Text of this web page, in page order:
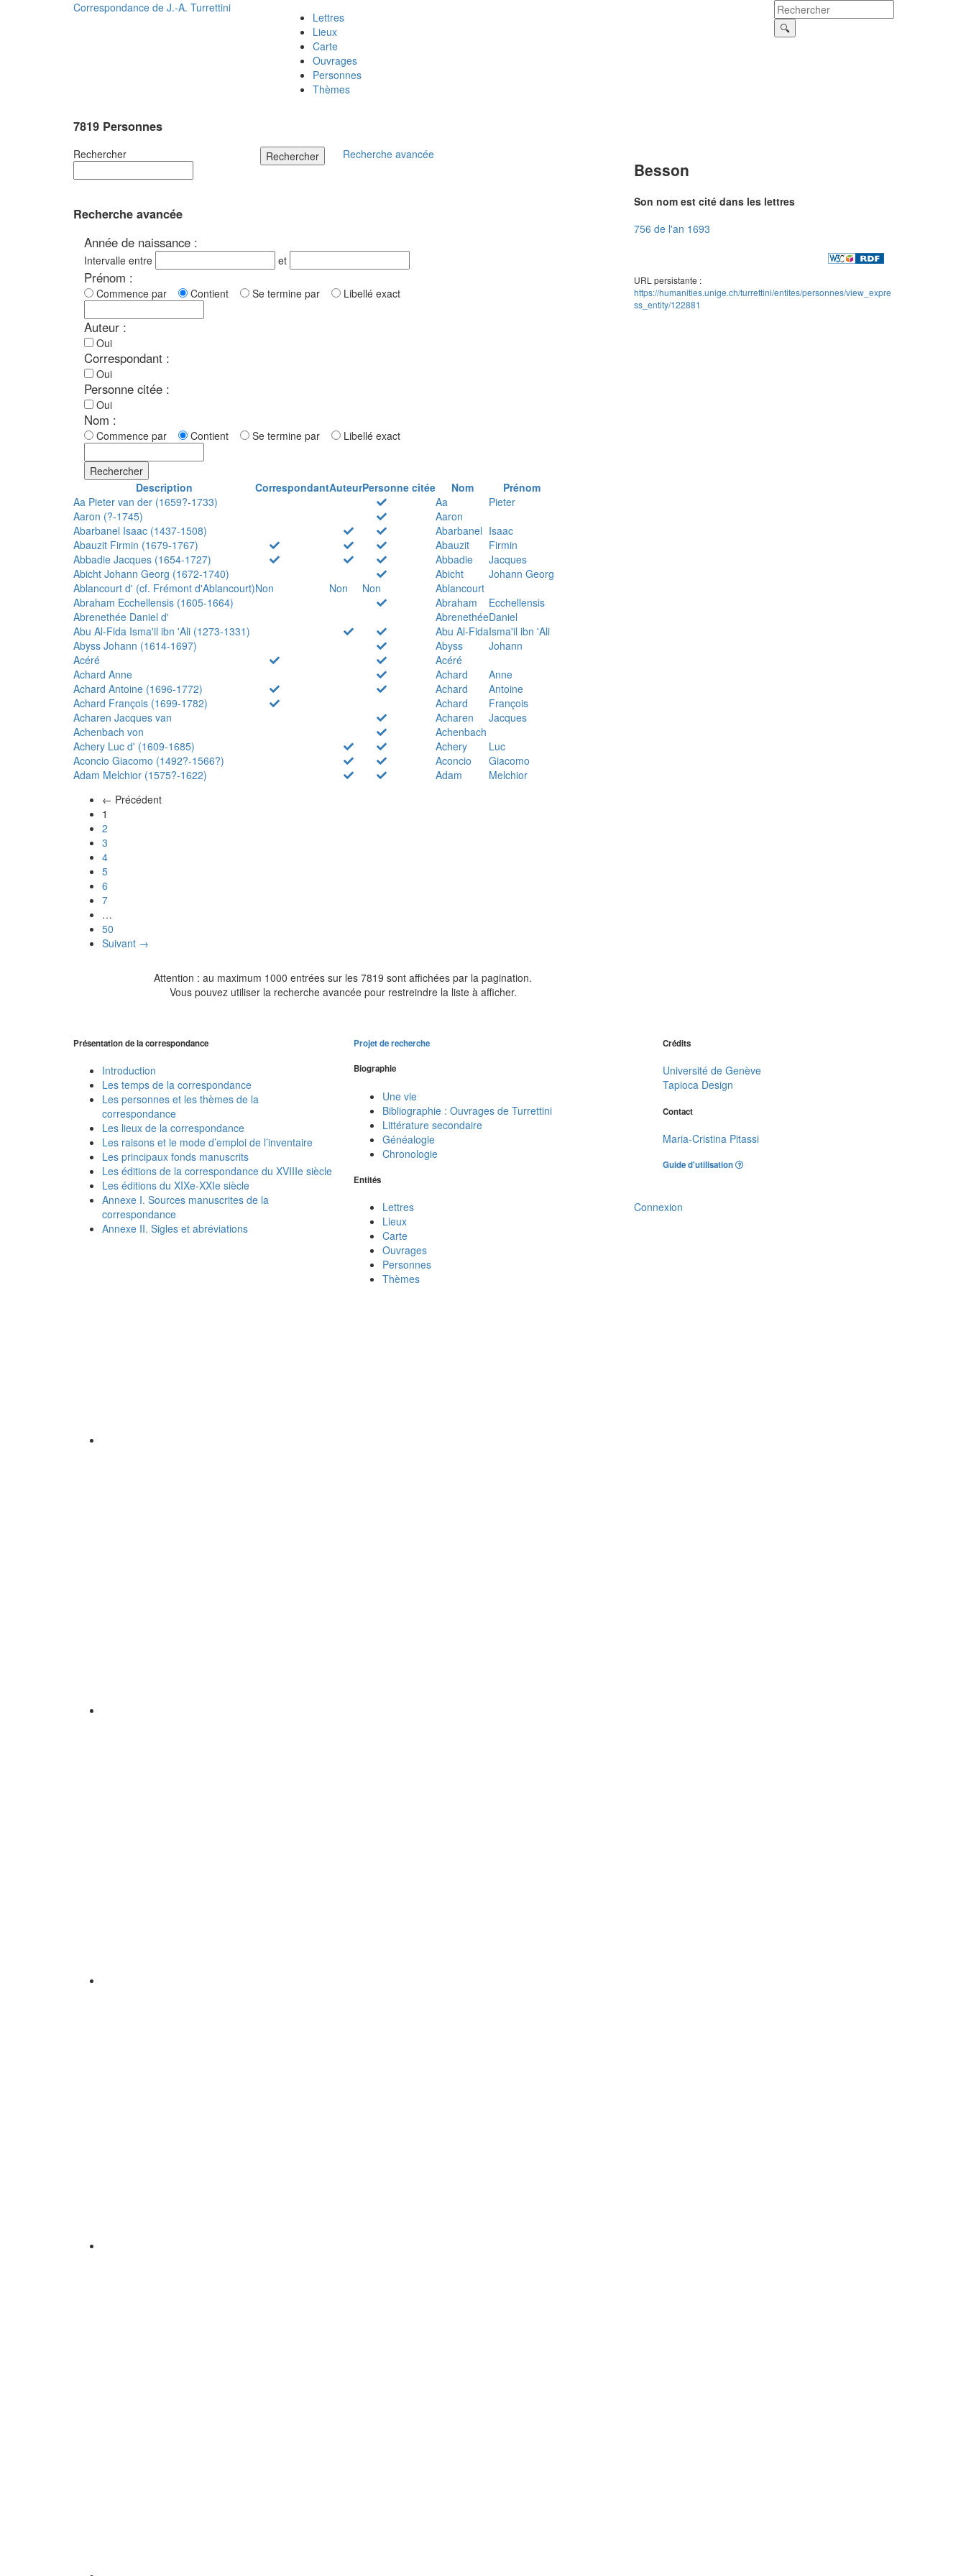
Correspondance de J.-A. Turrettini
Lettres
Lieux
Carte
Ouvrages
Personnes
Thèmes
7819 Personnes
Rechercher Rechercher Recherche avancée
Recherche avancée
Année de naissance :
Intervalle entre et
Prénom :
Commence par Contient Se termine par Libellé exact
Auteur :
Oui
Correspondant :
Oui
Personne citée :
Oui
Nom :
Commence par Contient Se termine par Libellé exact
Rechercher
Description
CorrespondantAuteurPersonne citée Nom
Prénom
Aa Pieter van der (1659?-1733)
Aa
Pieter
Aaron (?-1745)
Aaron
Abarbanel Isaac (1437-1508)
Abarbanel Isaac
Abauzit Firmin (1679-1767)
Abauzit
Firmin
Abbadie Jacques (1654-1727)
Abbadie
Jacques
Abicht Johann Georg (1672-1740)
Abicht
Johann Georg
Ablancourt d' (cf. Frémont d'Ablancourt)Non Non Non
Ablancourt
Abraham Ecchellensis (1605-1664)
Abraham
Ecchellensis
Abrenethée Daniel d'
AbrenethéeDaniel
Abu Al-Fida Isma'il ibn 'Ali (1273-1331)
Abu Al-FidaIsma'il ibn 'Ali
Abyss Johann (1614-1697)
Abyss
Johann
Acéré
Acéré
Achard Anne
Achard
Anne
Achard Antoine (1696-1772)
Achard
Antoine
Achard François (1699-1782)
Achard
François
Acharen Jacques van
Acharen
Jacques
Achenbach von
Achenbach
Achery Luc d' (1609-1685)
Achery
Luc
Aconcio Giacomo (1492?-1566?)
Aconcio
Giacomo
Adam Melchior (1575?-1622)
Adam
Melchior
← Précédent
1
2
3
4
5
6
7
…
50
Suivant →
Attention : au maximum 1000 entrées sur les 7819 sont affichées par la pagination.
Vous pouvez utiliser la recherche avancée pour restreindre la liste à afficher.
Besson
Son nom est cité dans les lettres
756 de l'an 1693
URL persistante :
https://humanities.unige.ch/turrettini/entites/personnes/view_expre
ss_entity/122881
Présentation de la correspondance
Introduction
Les temps de la correspondance
Les personnes et les thèmes de la
correspondance
Les lieux de la correspondance
Les raisons et le mode d’emploi de l’inventaire
Les principaux fonds manuscrits
Les éditions de la correspondance du XVIIIe siècle
Les éditions du XIXe-XXIe siècle
Annexe I. Sources manuscrites de la
correspondance
Annexe II. Sigles et abréviations
Projet de recherche
Biographie
Une vie
Bibliographie : Ouvrages de Turrettini
Littérature secondaire
Généalogie
Chronologie
Entités
Lettres
Lieux
Carte
Ouvrages
Personnes
Thèmes
Crédits
Université de Genève
Tapioca Design
Contact
Maria-Cristina Pitassi
Guide d'utilisation
Connexion